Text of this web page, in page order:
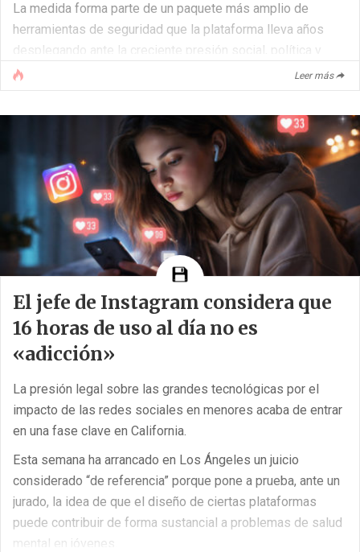
La medida forma parte de un paquete más amplio de
herramientas de seguridad que la plataforma lleva años
desplegando ante la creciente presión social, política y
legal.
Nuevas alertas parentales ante búsquedas sensibles
La nueva funcionalidad notificará a los padres si el sistema
detecta que un adolescente está intentando buscar
reiteradamente términos vinculados al suicidio o [...]
Leer más
El jefe de Instagram considera que
16 horas de uso al día no es
«adicción»
La presión legal sobre las grandes tecnológicas por el
impacto de las redes sociales en menores acaba de entrar
en una fase clave en California.
Esta semana ha arrancado en Los Ángeles un juicio
considerado “de referencia” porque pone a prueba, ante un
jurado, la idea de que el diseño de ciertas plataformas
puede contribuir de forma sustancial a problemas de salud
mental en jóvenes.